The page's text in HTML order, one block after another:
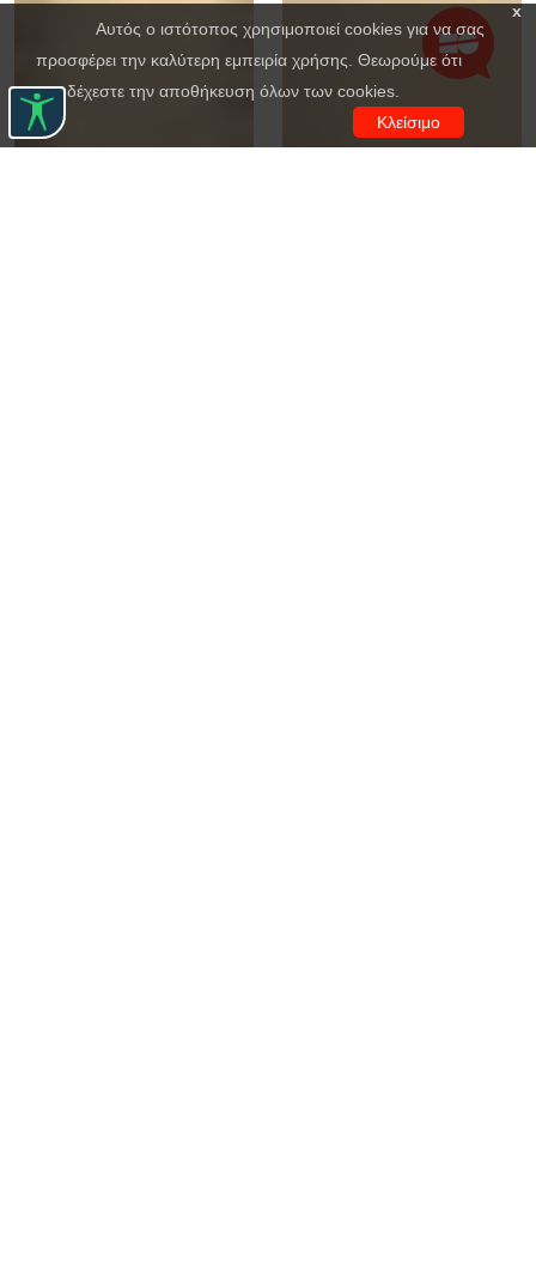
x
Αυτός ο ιστότοπος χρησιμοποιεί cookies για να σας
προσφέρει την καλύτερη εμπειρία χρήσης. Θεωρούμε ότι
αποδέχεστε την αποθήκευση όλων των cookies.
Κλείσιμο